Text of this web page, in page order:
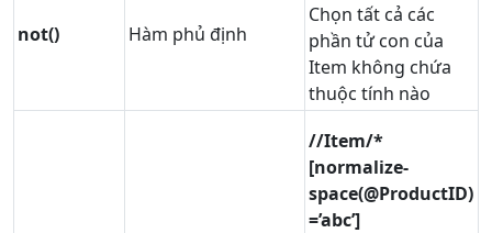
not() Hàm phủ định
Chọn tất cả các
phần tử con của
Item không chứa
thuộc tính nào
//Item/*
[normalize-
space(@ProductID)
=’abc’]